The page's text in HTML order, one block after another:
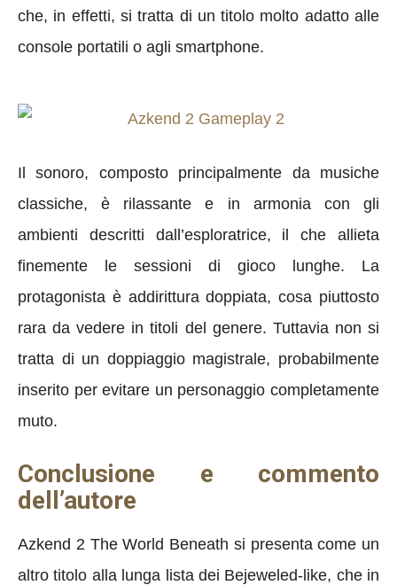
che, in effetti, si tratta di un titolo molto adatto alle
console portatili o agli smartphone.
Il sonoro, composto principalmente da musiche
classiche, è rilassante e in armonia con gli
ambienti descritti dall’esploratrice, il che allieta
finemente le sessioni di gioco lunghe. La
protagonista è addirittura doppiata, cosa piuttosto
rara da vedere in titoli del genere. Tuttavia non si
tratta di un doppiaggio magistrale, probabilmente
inserito per evitare un personaggio completamente
muto.
Conclusione e commento
dell’autore
Azkend 2 The World Beneath si presenta come un
altro titolo alla lunga lista dei Bejeweled-like, che in